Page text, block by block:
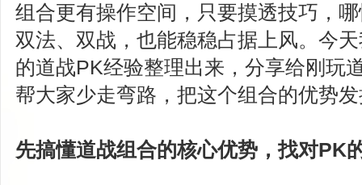
组合更有操作空间，只要摸透技巧，
双法、双战，也能稳稳占据上风。今
的道战PK经验整理出来，分享给刚玩
帮大家少走弯路，把这个组合的优势
先搞懂道战组合的核心优势，找对PK